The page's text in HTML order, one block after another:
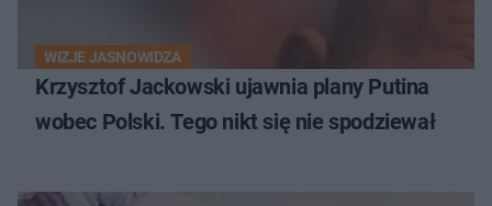
WIZJE JASNOWIDZA
Krzysztof Jackowski ujawnia plany Putina
wobec Polski. Tego nikt się nie spodziewał